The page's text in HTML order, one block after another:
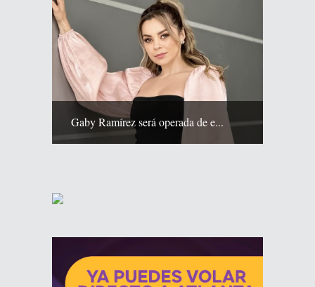
Gaby Ramírez será operada de e...